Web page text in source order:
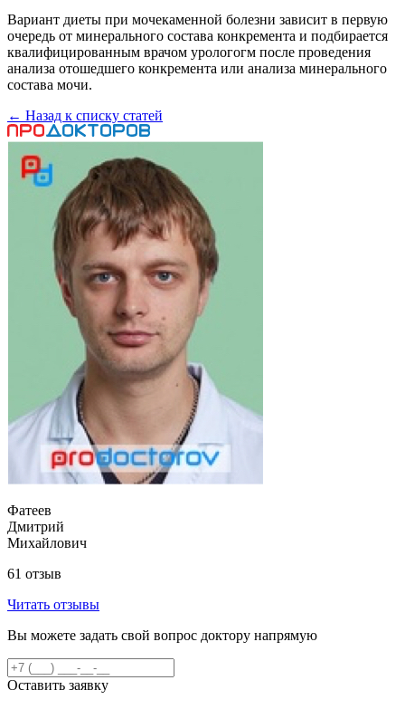
Вариант диеты при мочекаменной болезни зависит в первую
очередь от минерального состава конкремента и подбирается
квалифицированным врачом урологогм после проведения
анализа отошедшего конкремента или анализа минерального
состава мочи.
← Назад к списку статей
Фатеев
Дмитрий
Михайлович
61 отзыв
Читать отзывы
Вы можете задать свой вопрос доктору напрямую
Оставить заявку